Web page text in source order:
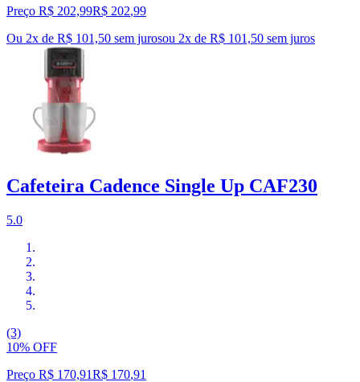
Preço R$ 202,99R$ 202,99
Ou 2x de R$ 101,50 sem jurosou 2x de R$ 101,50 sem juros
Cafeteira Cadence Single Up CAF230
5.0
(3)
10% OFF
Preço R$ 170,91R$ 170,91